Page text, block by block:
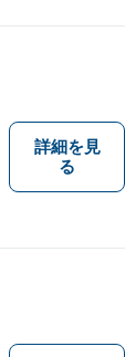
詳細を見
る